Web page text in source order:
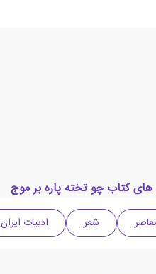
کتاب چو تخته پاره بر موج
شعر ادبیات ایران